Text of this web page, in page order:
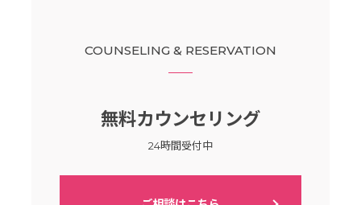
COUNSELING & RESERVATION
無料カウンセリング
24時間受付中